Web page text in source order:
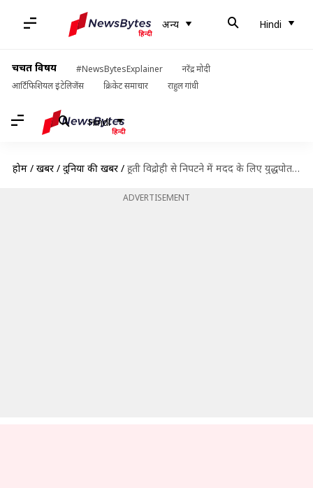
अन्य Hindi
चर्चित विषय #NewsBytesExplainer
नरेंद्र मोदी
आर्टिफिशियल इंटेलिजेंस
क्रिकेट समाचार राहुल गांधी
Hindi
होम / खबरें / दुनिया की खबरें / हूती विद्रोही से निपटने में मदद के लिए युद्धपोत और लड़ाकू विमान UAE भेजेगा अमेरिका
ADVERTISEMENT